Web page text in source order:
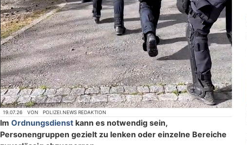
19.07.26 VON POLIZEI.NEWS REDAKTION
Im Ordnungsdienst kann es notwendig sein,
Personengruppen gezielt zu lenken oder einzelne Bereiche